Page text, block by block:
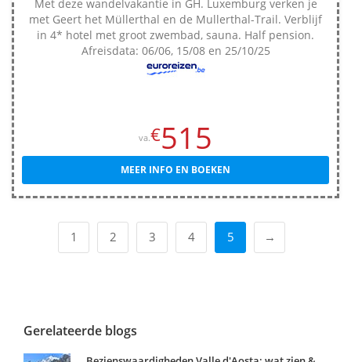
Met deze wandelvakantie in GH. Luxemburg verken je
met Geert het Müllerthal en de Mullerthal-Trail. Verblijf
in 4* hotel met groot zwembad, sauna. Half pension.
Afreisdata: 06/06, 15/08 en 25/10/25
va.€515
MEER INFO EN BOEKEN
1 2 3 4 5 →
Gerelateerde blogs